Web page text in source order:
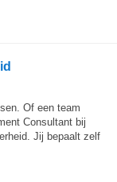
Of een team
Consultant bij
Jij bepaalt zelf